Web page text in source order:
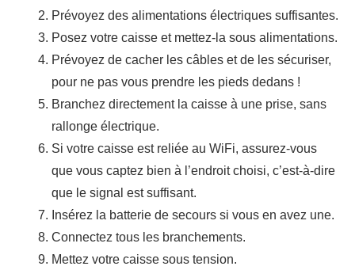
Prévoyez des alimentations électriques suffisantes.
Posez votre caisse et mettez-la sous alimentations.
Prévoyez de cacher les câbles et de les sécuriser,
pour ne pas vous prendre les pieds dedans !
Branchez directement la caisse à une prise, sans
rallonge électrique.
Si votre caisse est reliée au WiFi, assurez-vous
que vous captez bien à l’endroit choisi, c’est-à-dire
que le signal est suffisant.
Insérez la batterie de secours si vous en avez une.
Connectez tous les branchements.
Mettez votre caisse sous tension.